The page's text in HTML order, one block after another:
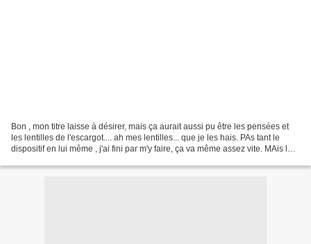
Bon , mon titre laisse à désirer, mais ça aurait aussi pu être les pensées et
les lentilles de l'escargot.... ah mes lentilles... que je les hais. PAs tant le
dispositif en lui même , j'ai fini par m'y faire, ça va même assez vite. MAis la